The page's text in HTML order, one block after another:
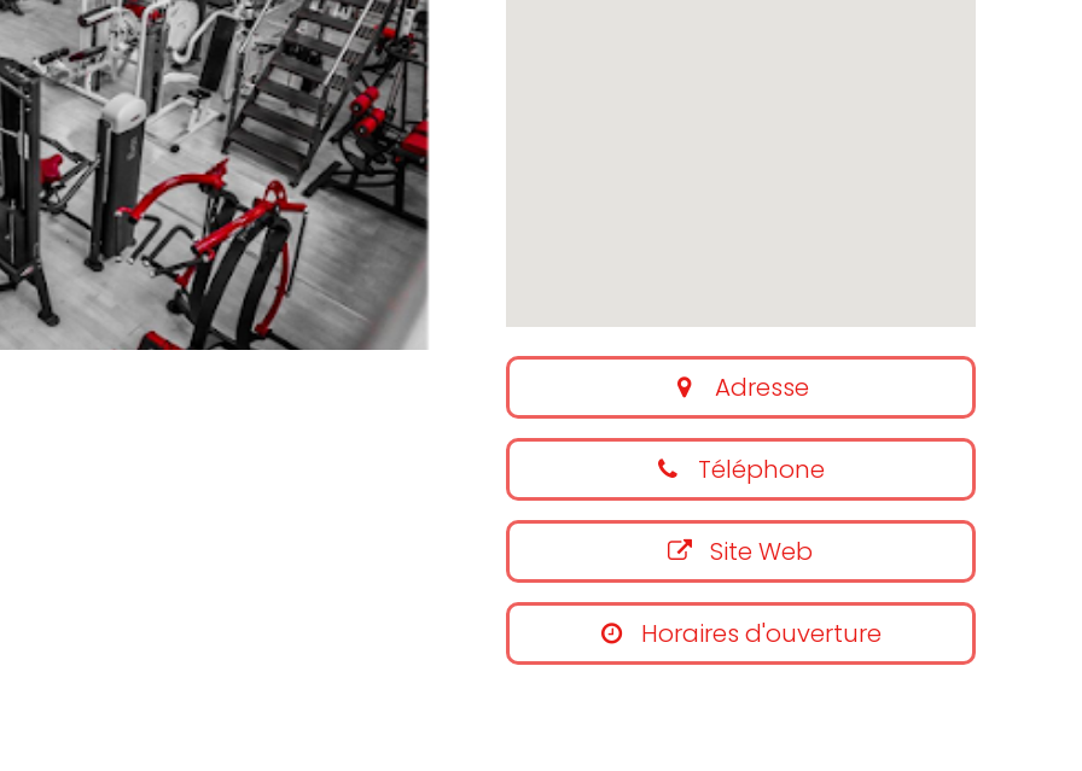
Adresse
Téléphone
Site Web
Horaires d'ouverture